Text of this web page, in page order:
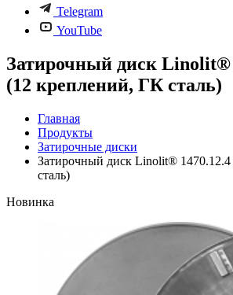
Telegram
YouTube
Затирочный диск Linolit®
(12 креплений, ГК сталь)
Главная
Продукты
Затирочные диски
Затирочный диск Linolit®
сталь)
Новинка